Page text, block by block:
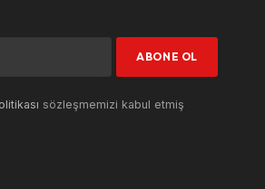
sözleşmemizi kabul etmiş